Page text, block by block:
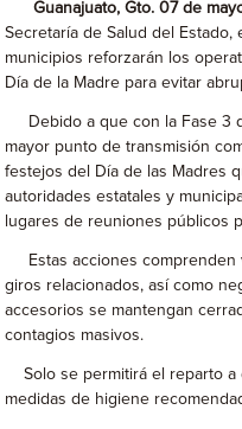
Guanajuato, Gto. 07 de
Secretaría de Salud del
municipios reforzarán los
Día de la Madre para evitar
Debido a que con la Fase 3
mayor punto de transmisión
festejos del Día de las Madres
autoridades estatales y
lugares de reuniones públicos
Estas acciones comprenden
giros relacionados, así como
accesorios se mantengan
contagios masivos.
Solo se permitirá el reparto a
medidas de higiene